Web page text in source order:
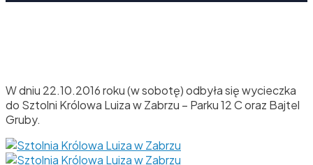
W dniu 22.10.2016 roku (w sobotę)odbyła się wycieczka
do Sztolni Królowa Luiza w Zabrzu – Parku 12 C oraz Bajtel
Gruby.